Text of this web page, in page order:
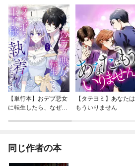
【単行本】おデブ悪女
に転生したら、なぜか
【タテヨミ】あなたは
もういりません
同じ作者の本